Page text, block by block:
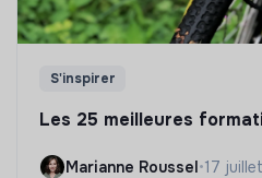
S'inspirer
Les 25 meilleures
Marianne Roussel•17